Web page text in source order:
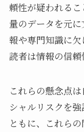
頼性が疑われる
量のデータを元
報や専門知識に欠
読者は情報の信頼
これらの懸念点
シャルリスクを
ともに、これら